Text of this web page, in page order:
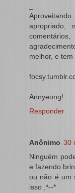
melhor, e
Annyeong!
Responder
Anônimo 30
Ninguém
e fazendo
ou não é um
isso ,*--*